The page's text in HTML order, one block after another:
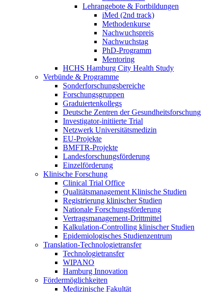
Lehrangebote & Fortbildungen
iMed (2nd track)
Methodenkurse
Nachwuchspreis
Nachwuchstag
PhD-Programm
Mentoring
HCHS Hamburg City Health Study
Verbünde & Programme
Sonderforschungsbereiche
Forschungsgruppen
Graduiertenkollegs
Deutsche Zentren der Gesundheitsforschung
Investigator-initiierte Trial
Netzwerk Universitätsmedizin
EU-Projekte
BMFTR-Projekte
Landesforschungsförderung
Einzelförderung
Klinische Forschung
Clinical Trial Office
Qualitätsmanagement Klinische Studien
Registrierung klinischer Studien
Nationale Forschungsförderung
Vertragsmanagement-Drittmittel
Kalkulation-Controlling klinischer Studien
Epidemiologisches Studienzentrum
Translation-Technologietransfer
Technologietransfer
WIPANO
Hamburg Innovation
Fördermöglichkeiten
Medizinische Fakultät